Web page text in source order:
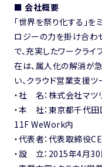
■ 会社概要
「世界を祭り化する」を
ロジーの力を掛け合わ
で、充実したワークラ
在は、属人化の解消が
い、クラウド営業支援ツ
・社 名：株式会社マツ
・本 社：東京都千代
11F WeWork内
・代表者：代表取締役
・設 立：2015年4月30